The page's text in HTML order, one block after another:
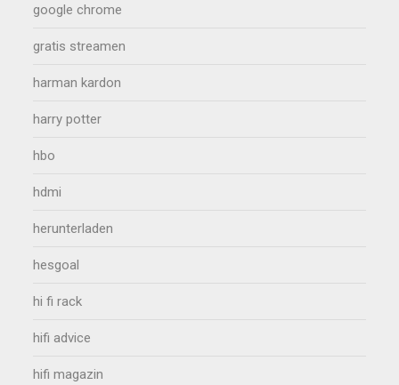
google chrome
gratis streamen
harman kardon
harry potter
hbo
hdmi
herunterladen
hesgoal
hi fi rack
hifi advice
hifi magazin